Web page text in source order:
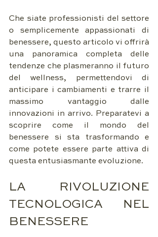
Che siate professionisti del settore
o semplicemente appassionati di
benessere, questo articolo vi offrirà
una panoramica completa delle
tendenze che plasmeranno il futuro
del wellness, permettendovi di
anticipare i cambiamenti e trarre il
massimo vantaggio dalle
innovazioni in arrivo. Preparatevi a
scoprire come il mondo del
benessere si sta trasformando e
come potete essere parte attiva di
questa entusiasmante evoluzione.
LA RIVOLUZIONE
TECNOLOGICA NEL
BENESSERE